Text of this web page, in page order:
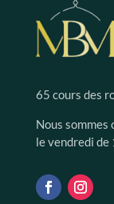
65 cours des
Nous
le vendredi de